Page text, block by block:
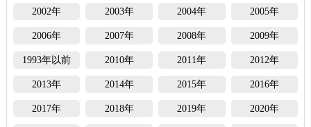
2002年 2003年 2004年 2005年
2006年 2007年 2008年 2009年
1993年以前 2010年 2011年 2012年
2013年 2014年 2015年 2016年
2017年 2018年 2019年 2020年